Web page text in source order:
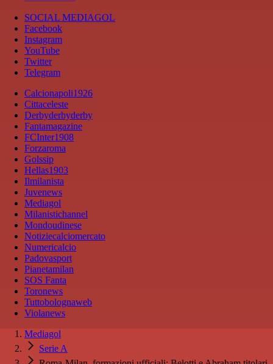
SOCIAL MEDIAGOL
Facebook
Instagram
YouTube
Twitter
Telegram
Calcionapoli1926
Cittaceleste
Derbyderbyderby
Fantamagazine
FCInter1908
Forzaroma
Golssip
Hellas1903
Ilmilanista
Juvenews
Mediagol
Milanistichannel
Mondoudinese
Notiziecalciomercato
Numericalcio
Padovasport
Pianetamilan
SOS Fanta
Toronews
Tuttobolognaweb
Violanews
Mediagol
Serie A